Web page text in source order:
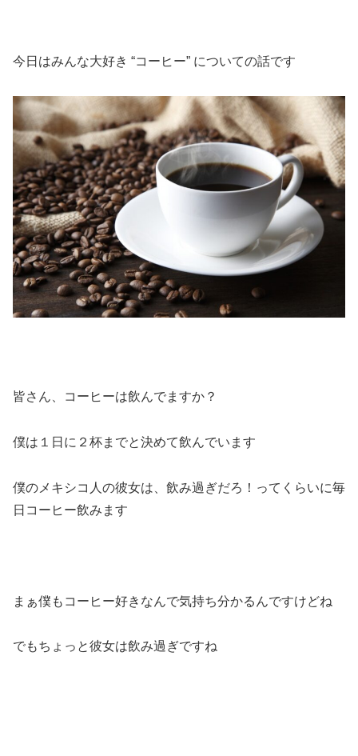
今日はみんな大好き “コーヒー” についての話です
皆さん、コーヒーは飲んでますか？
僕は１日に２杯までと決めて飲んでいます
僕のメキシコ人の彼女は、飲み過ぎだろ！ってくらいに毎
日コーヒー飲みます
まぁ僕もコーヒー好きなんで気持ち分かるんですけどね
でもちょっと彼女は飲み過ぎですね